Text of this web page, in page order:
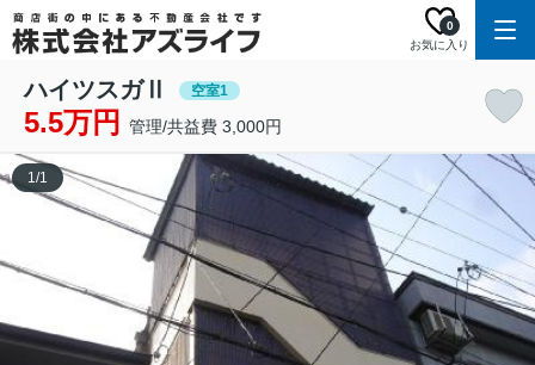
お気に入り
0
ハイツスガⅡ 空室1
5.5万円 管理/共益費 3,000円
1/1